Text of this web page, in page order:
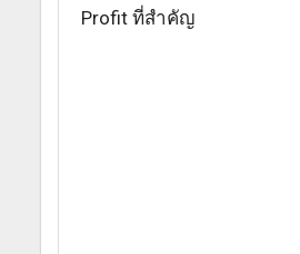
Profit ที่สำคัญ